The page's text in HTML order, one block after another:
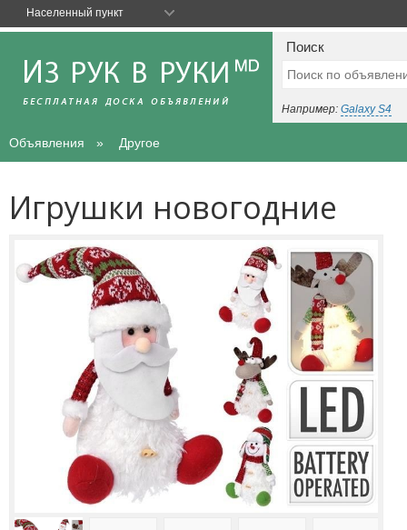
Поиск
Например: Galaxy S4
Объявления Другое
Игрушки новогодние
Населенный пункт